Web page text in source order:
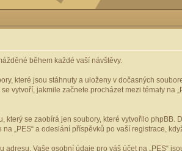
během každé vaší návštěvy.
které jsou stáhnuty a uloženy v dočasných
vytvoří, jakmile začnete procházet mezi tématy na
který se zaobírá jen soubory, které vytvořilo phpBB.
„PES“ a odeslání příspěvků po vaší registrace,
Vaše osobní údaje pro váš účet na „PES“